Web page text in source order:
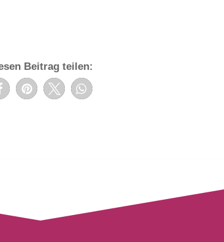
Beitrag teilen: